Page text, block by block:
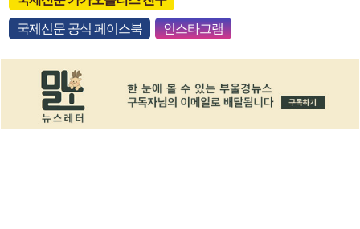
국제신문 공식 페이스북 인스타그램